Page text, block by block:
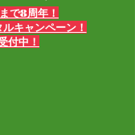
で8周年！
キャンペーン！
付中！